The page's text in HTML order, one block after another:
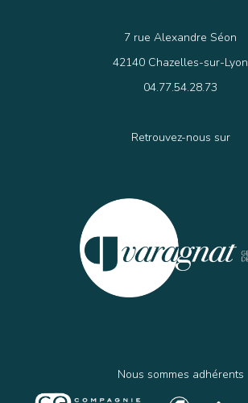
7 rue Alexandre Séon
42140 Chazelles-sur-Lyon
04.77.54.28.73
Retrouvez-nous sur
Nous sommes adhérents